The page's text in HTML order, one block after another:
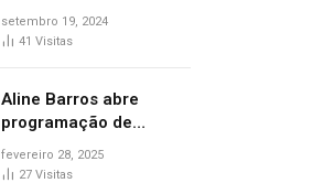
delegado aposentado
durante confusão no
setembro 19, 2024
41 Visitas
Aline Barros abre
programação de
Carnaval na Praça dos
Girassóis nesta sexta-
fevereiro 28, 2025
27 Visitas